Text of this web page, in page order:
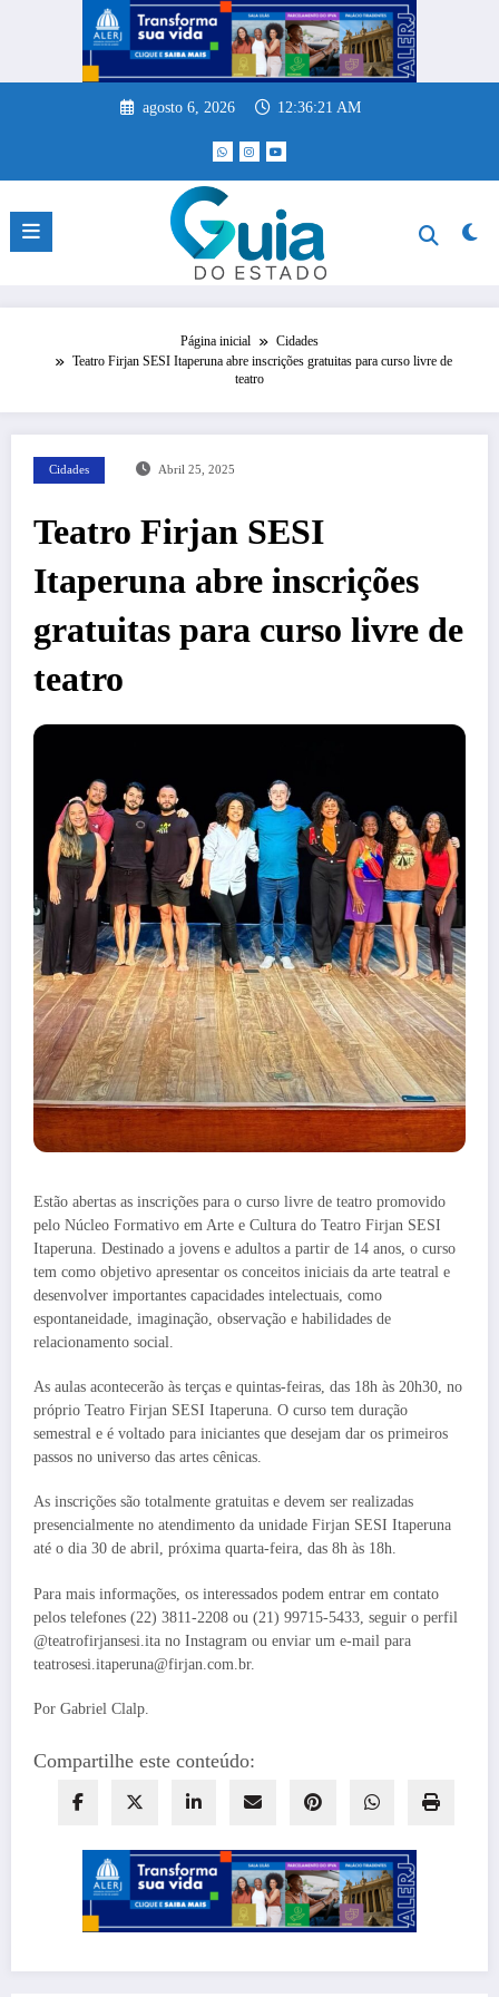
agosto 6, 2026 12:36:22 AM
Página inicial
Cidades
Teatro Firjan SESI Itaperuna abre inscrições gratuitas para curso livre de
teatro
Cidades Abril 25, 2025
Teatro Firjan SESI
Itaperuna abre inscrições
gratuitas para curso livre de
teatro
Estão abertas as inscrições para o curso livre de teatro promovido
pelo Núcleo Formativo em Arte e Cultura do Teatro Firjan SESI
Itaperuna. Destinado a jovens e adultos a partir de 14 anos, o curso
tem como objetivo apresentar os conceitos iniciais da arte teatral e
desenvolver importantes capacidades intelectuais, como
espontaneidade, imaginação, observação e habilidades de
relacionamento social.
As aulas acontecerão às terças e quintas-feiras, das 18h às 20h30, no
próprio Teatro Firjan SESI Itaperuna. O curso tem duração
semestral e é voltado para iniciantes que desejam dar os primeiros
passos no universo das artes cênicas.
As inscrições são totalmente gratuitas e devem ser realizadas
presencialmente no atendimento da unidade Firjan SESI Itaperuna
até o dia 30 de abril, próxima quarta-feira, das 8h às 18h.
Para mais informações, os interessados podem entrar em contato
pelos telefones (22) 3811-2208 ou (21) 99715-5433, seguir o perfil
@teatrofirjansesi.ita no Instagram ou enviar um e-mail para
teatrosesi.itaperuna@firjan.com.br.
Por Gabriel Clalp.
Compartilhe este conteúdo: